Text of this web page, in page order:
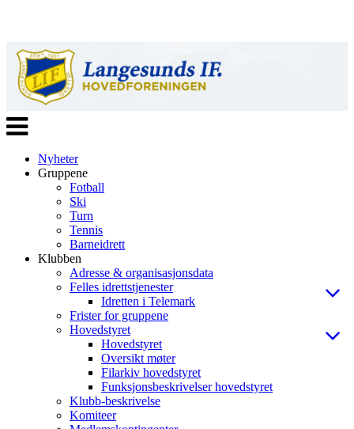
Veksle
navigasjon
Nyheter
Gruppene
Fotball
Ski
Turn
Tennis
Barneidrett
Klubben
Adresse & organisasjonsdata
Felles idrettstjenester
Idretten i Telemark
Frister for gruppene
Hovedstyret
Hovedstyret
Oversikt møter
Filarkiv hovedstyret
Funksjonsbeskrivelser hovedstyret
Klubb-beskrivelse
Komiteer